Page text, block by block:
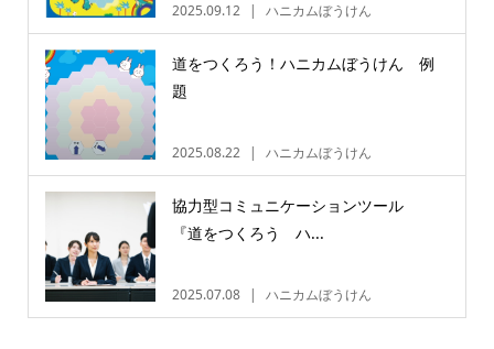
2025.09.12 ハニカムぼうけん
道をつくろう！ハニカムぼうけん 例
題
2025.08.22 ハニカムぼうけん
協力型コミュニケーションツール
『道をつくろう ハ...
2025.07.08 ハニカムぼうけん